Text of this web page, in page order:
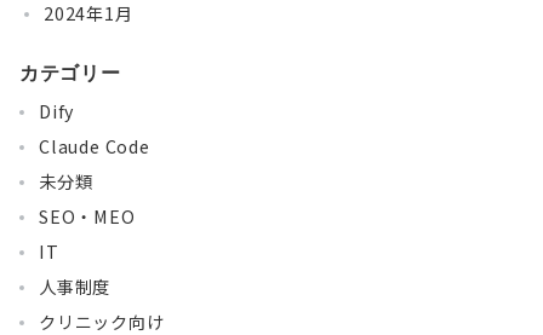
2024年1月
カテゴリー
Dify
Claude Code
未分類
SEO・MEO
IT
人事制度
クリニック向け